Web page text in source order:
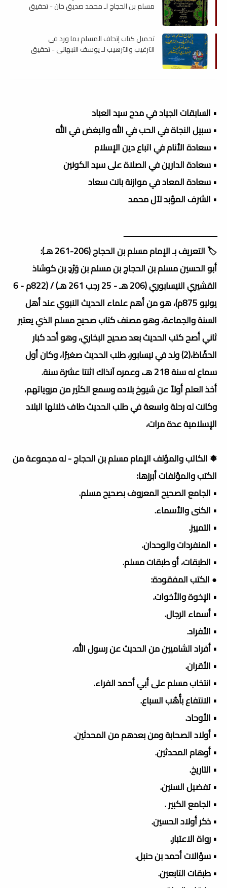
مسلم بن الحجاج لـ محمد صديق خان - تحقيق
تحميل كتاب إتحاف المسلم بما ورد في
الترغيب والترهيب لـ يوسف النبهاني - تحقيق
• السابقات الجياد في مدح سيد العباد
• سبيل النجاة في الحب في الله والبغض في الله
• سعادة الأنام في اتباع دين الإسلام
• سعادة الدارين في الصلاة على سيد الكونين
• سعادة المعاد في موازنة بانت سعاد
• الشرف المؤبد لآل محمد
ــــــــــــــــــــــــــــــــــــــــــــــ
🏷️ التعريف بـ الإمام مسلم بن الحجاج (206-261 هـ):
أبو الحسين مسلم بن الحجاج بن مسلم بن وَرْدٍ بن كوشاذ
القشيري النيسابوري (206 هـ - 25 رجب 261 هـ) / (822م - 6
يوليو 875م)، هو من أهم علماء الحديث النبوي عند أهل
السنة والجماعة، وهو مصنف كتاب صحيح مسلم الذي يعتبر
ثاني أصح كتب الحديث بعد صحيح البخاري، وهو أحد كبار
الحفّاظ،(2) ولد في نيسابور، طلب الحديث صغيرًا، وكان أول
سماع له سنة 218 هـ، وعمره آنذاك اثنتا عشرة سنة.
أخذ العلم أولاً عن شيوخ بلاده وسمع الكثير من مروياتهم،
وكانت له رحلة واسعة في طلب الحديث طاف خلالها البلاد
الإسلامية عدة مرات،
❅ الكاتب والمؤلف الإمام مسلم بن الحجاج - له مجموعة من
الكتب والمؤلفات أبرزها:
• الجامع الصحيح المعروف بصحيح مسلم.
• الكنى والأسماء.
• التمييز.
• المنفردات والوحدان.
• الطبقات، أو طبقات مسلم.
● الكتب المفقودة:
• الإخوة والأخوات.
• أسماء الرجال.
• الأفراد.
• أفراد الشاميين من الحديث عن رسول الله.
• الأقران.
• انتخاب مسلم على أبي أحمد الفراء.
• الانتفاع بأُهُب السباع.
• الأوحاد.
• أولاد الصحابة ومن بعدهم من المحدثين.
• أوهام المحدثين.
• التاريخ.
• تفضيل السنين.
• الجامع الكبير .
• ذكر أولاد الحسين.
• رواة الاعتبار.
• سؤالات أحمد بن حنبل.
• طبقات التابعين.